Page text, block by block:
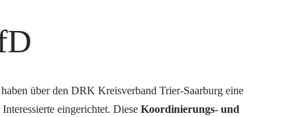
über den DRK Kreisverband Trier-Saarburg eine
eingerichtet. Diese Koordinierungs- und